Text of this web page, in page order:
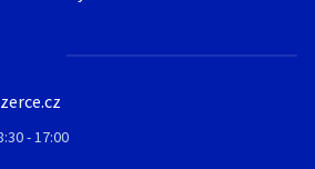
- 17:00